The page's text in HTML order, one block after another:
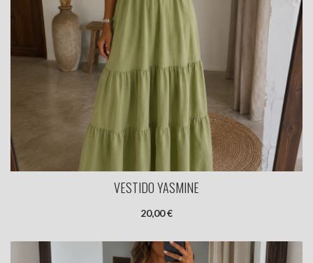
VESTIDO YASMINE
20,00 €